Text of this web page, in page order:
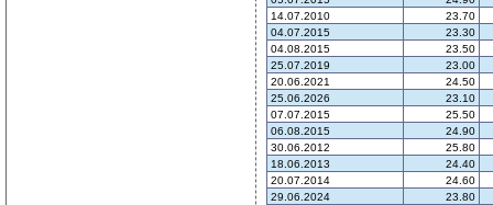
14.07.2010
23.70
04.07.2015
23.30
04.08.2015
23.50
25.07.2019
23.00
20.06.2021
24.50
25.06.2026
23.10
07.07.2015
25.50
06.08.2015
24.90
30.06.2012
25.80
18.06.2013
24.40
20.07.2014
24.60
29.06.2024
23.80